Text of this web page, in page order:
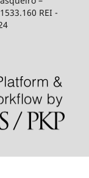
REI -